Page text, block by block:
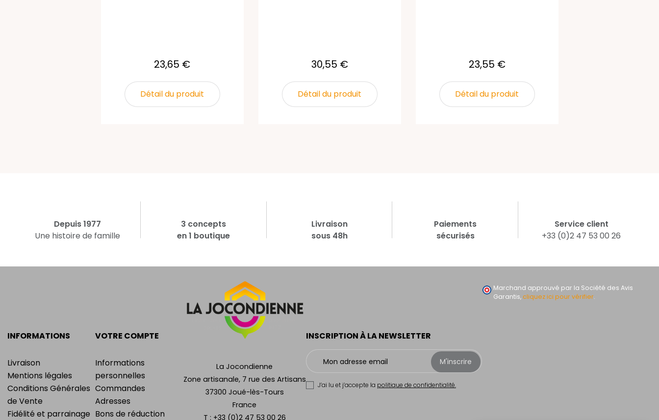
23,65 €
Détail du produit
30,55 €
Détail du produit
23,55 €
Détail du produit
Depuis 1977
Une histoire de famille
3 concepts
en 1 boutique
Livraison
sous 48h
Paiements
sécurisés
Service client
+33 (0)2 47 53 00 26
INFORMATIONS
Livraison
Mentions légales
Conditions Générales
de Vente
Fidélité et parrainage
VOTRE COMPTE
Informations
personnelles
Commandes
Adresses
Bons de réduction
La Jocondienne
Zone artisanale, 7 rue des Artisans
37300 Joué-lès-Tours
France
T : +33 (0)2 47 53 00 26
INSCRIPTION À LA NEWSLETTER
M'inscrire
J’ai lu et j’accepte la politique de confidentialité.
Marchand approuvé par la Société des Avis
Garantis,cliquez ici pour vérifier.